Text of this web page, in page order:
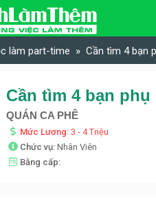
làm part-time Cần tìm 4 bạn
Cần tìm 4 bạn
QUÁN CA PHÊ
Mức Lương: 3 - 4 Triệu
Chức vụ: Nhân Viên
Bằng cấp: